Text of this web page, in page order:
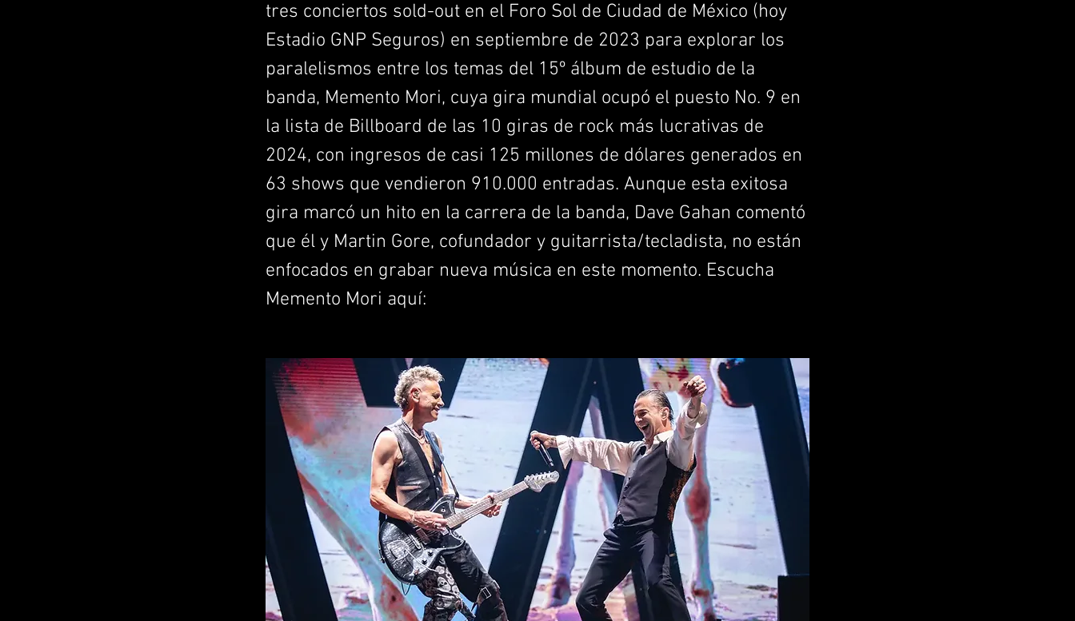
tres conciertos sold-out en el Foro Sol de Ciudad de México (hoy
Estadio GNP Seguros) en septiembre de 2023 para explorar los
paralelismos entre los temas del 15º álbum de estudio de la
banda, Memento Mori, cuya gira mundial ocupó el puesto No. 9 en
la lista de Billboard de las 10 giras de rock más lucrativas de
2024, con ingresos de casi 125 millones de dólares generados en
63 shows que vendieron 910.000 entradas. Aunque esta exitosa
gira marcó un hito en la carrera de la banda, Dave Gahan comentó
que él y Martin Gore, cofundador y guitarrista/tecladista, no están
enfocados en grabar nueva música en este momento. Escucha
Memento Mori aquí: